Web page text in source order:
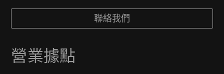
聯絡我們
營業據點